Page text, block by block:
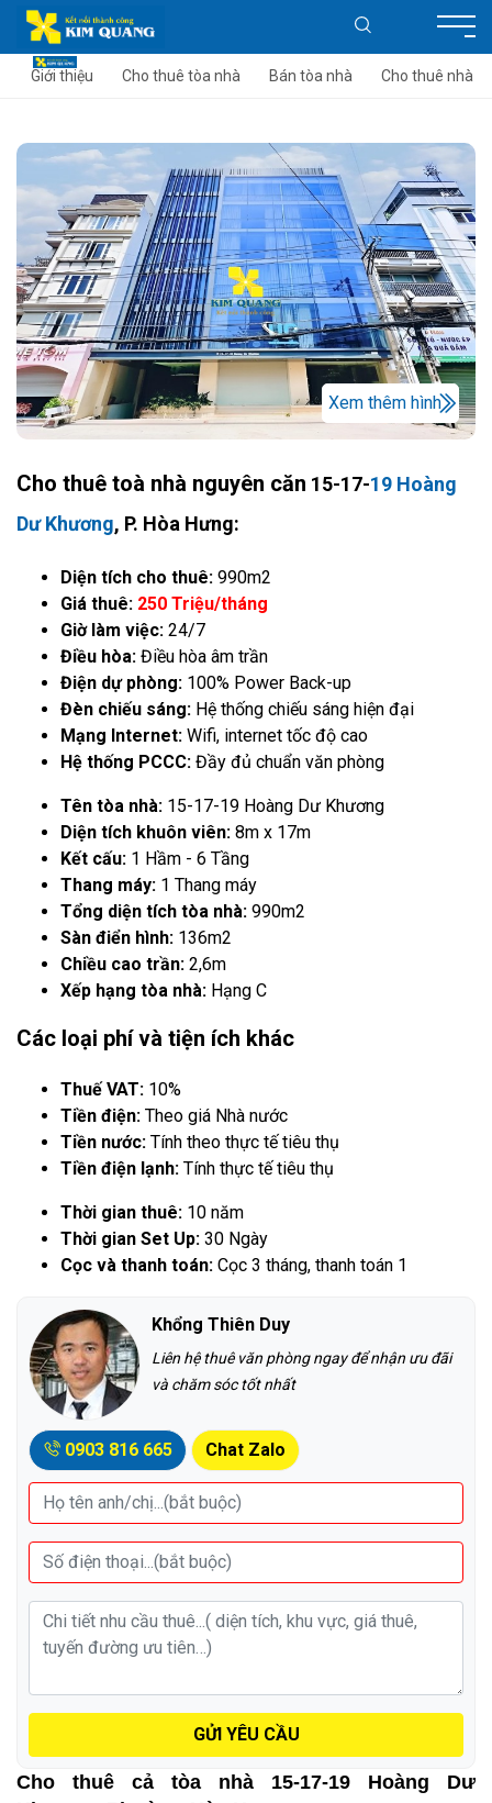
Giới thiệu Cho thuê tòa nhà Bán tòa nhà Cho thuê nhà
Xem thêm hình
Cho thuê toà nhà nguyên căn 15-17-19 Hoàng
Dư Khương, P. Hòa Hưng:
Diện tích cho thuê: 990m2
Giá thuê: 250 Triệu/tháng
Giờ làm việc: 24/7
Điều hòa: Điều hòa âm trần
Điện dự phòng: 100% Power Back-up
Đèn chiếu sáng: Hệ thống chiếu sáng hiện đại
Mạng Internet: Wifi, internet tốc độ cao
Hệ thống PCCC: Đầy đủ chuẩn văn phòng
Tên tòa nhà: 15-17-19 Hoàng Dư Khương
Diện tích khuôn viên: 8m x 17m
Kết cấu: 1 Hầm - 6 Tầng
Thang máy: 1 Thang máy
Tổng diện tích tòa nhà: 990m2
Sàn điển hình: 136m2
Chiều cao trần: 2,6m
Xếp hạng tòa nhà: Hạng C
Các loại phí và tiện ích khác
Thuế VAT: 10%
Tiền điện: Theo giá Nhà nước
Tiền nước: Tính theo thực tế tiêu thụ
Tiền điện lạnh: Tính thực tế tiêu thụ
Thời gian thuê: 10 năm
Thời gian Set Up: 30 Ngày
Cọc và thanh toán: Cọc 3 tháng, thanh toán 1
Khổng Thiên Duy
Liên hệ thuê văn phòng ngay để nhận ưu đãi
và chăm sóc tốt nhất
0903 816 665 Chat Zalo
GỬI YÊU CẦU
Cho thuê cả tòa nhà 15-17-19 Hoàng Dư